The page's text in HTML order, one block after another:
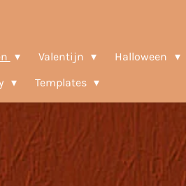
Valentijn Halloween
Templates